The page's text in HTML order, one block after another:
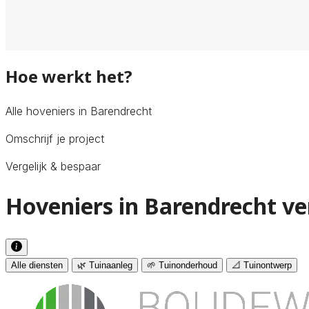
Hoe werkt het?
Alle hoveniers in Barendrecht
Omschrijf je project
Vergelijk & bespaar
Hoveniers in Barendrecht
Alle diensten 🌿 Tuinaanleg 🌱 Tuinonderhoud 📐 Tuinontwerp